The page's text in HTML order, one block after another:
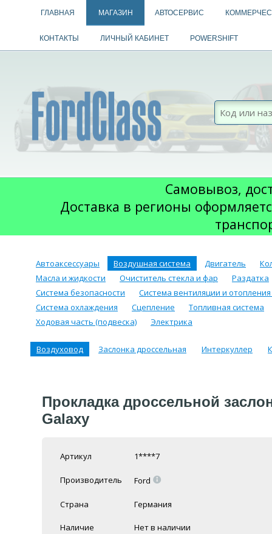
ГЛАВНАЯ МАГАЗИН АВТОСЕРВИС
КОНТАКТЫ ЛИЧНЫЙ КАБИНЕТ POWERSHIFT
Самовывоз,
Доставка в регионы
Автоаксессуары Воздушная система Двигатель
Масла и жидкости
Очиститель стекла и фар
Раздатка
Система безопасности
Система вентиляции и
Система охлаждения
Сцепление
Топливная система
Ходовая часть (подвеска)
Электрика
Воздуховод Заслонка дроссельная Интеркуллер
Прокладка дроссельной
Galaxy
Артикул 1****7
Производитель Ford =
Страна Германия
Наличие Нет в наличии